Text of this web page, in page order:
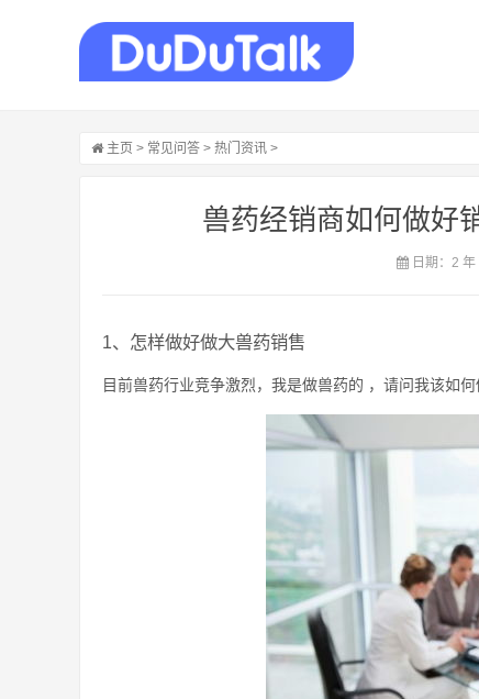
主页 > 常见问答 > 热门资讯 >
兽药经销商如何做好
日期：2 年
1、怎样做好做大兽药销售
目前兽药行业竞争激烈，我是做兽药的 ，请问我该如